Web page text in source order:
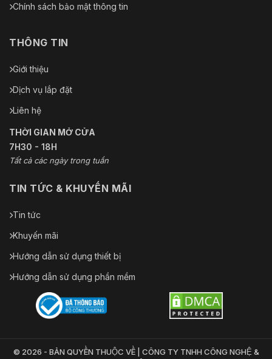
Chính sách bảo mật thông tin
THÔNG TIN
Giới thiệu
Dịch vụ lắp đặt
Liên hệ
THỜI GIAN MỞ CỬA
7H30 - 18H
Tất cả các ngày trong tuần
TIN TỨC & KHUYẾN MÃI
Tin tức
Khuyến mãi
Hướng dẫn sử dụng thiết bị
Hướng dẫn sử dụng phần mềm
© 2026 - BẢN QUYỀN THUỘC VỀ | CÔNG TY TNHH CÔNG NGHỆ &